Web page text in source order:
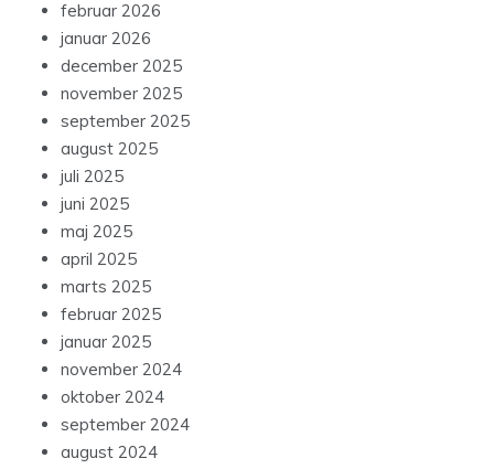
januar 2026
december 2025
november 2025
september 2025
august 2025
juli 2025
juni 2025
maj 2025
april 2025
marts 2025
februar 2025
januar 2025
november 2024
oktober 2024
september 2024
august 2024
juli 2024